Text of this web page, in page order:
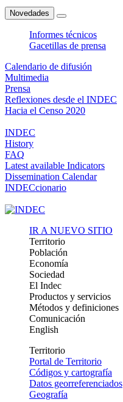
Novedades
Informes técnicos
Gacetillas de prensa
Calendario de difusión
Multimedia
Prensa
Reflexiones desde el INDEC
Hacia el Censo 2020
INDEC
History
FAQ
Latest available Indicators
Dissemination Calendar
INDECcionario
IR A NUEVO SITIO
Territorio
Población
Economía
Sociedad
El Indec
Productos y servicios
Métodos y definiciones
Comunicación
English
Territorio
Portal de Territorio
Códigos y cartografía
Datos georreferenciados
Geografía